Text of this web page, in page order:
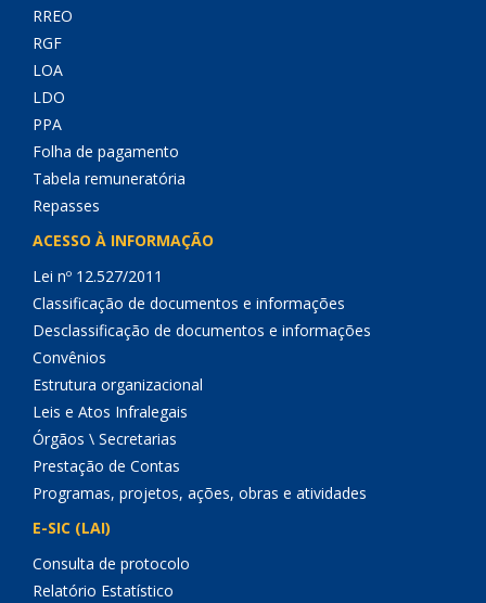
RREO
RGF
LOA
LDO
PPA
Folha de pagamento
Tabela remuneratória
Repasses
ACESSO À INFORMAÇÃO
Lei nº 12.527/2011
Classificação de documentos e informações
Desclassificação de documentos e informações
Convênios
Estrutura organizacional
Leis e Atos Infralegais
Órgãos \ Secretarias
Prestação de Contas
Programas, projetos, ações, obras e atividades
E-SIC (LAI)
Consulta de protocolo
Relatório Estatístico